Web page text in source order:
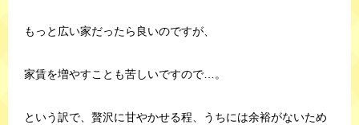
もっと広い家だったら良いのですが、
家賃を増やすことも苦しいですので…。
という訳で、贅沢に甘やかせる程、うちには余裕がないため